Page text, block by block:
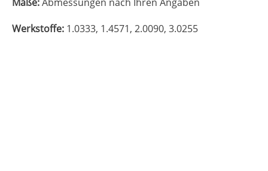
Werkstoffe: 1.0333, 1.4571, 2.0090, 3.0255